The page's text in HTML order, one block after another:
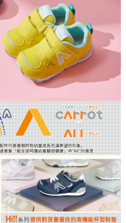
人資料，並將交易相關給付款項請求債
以下網址：
代理人或監護人之同意方可使用
申辦者引起之損失，本公司不負相關責
依據個別帳號之用戶狀況，依本公司即
額度不足之情形，本公司將視審查結果
人資訊註冊。若發現惡意使用之情形，
用戶之使用額度並採取法律行動。